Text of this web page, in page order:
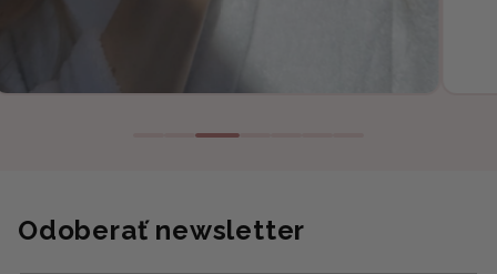
Odoberať newsletter